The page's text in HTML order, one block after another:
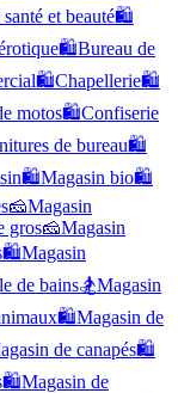
et beauté🛍️
🛍️Bureau de
🛍️Chapellerie🛍️
motos🛍️Confiserie
de bureau🛍️
🛍️Magasin bio🛍️
🧀Magasin
gros🧀Magasin
🛍️Magasin
de bains🏂Magasin
🛍️Magasin de
de canapés🛍️
🛍️Magasin de